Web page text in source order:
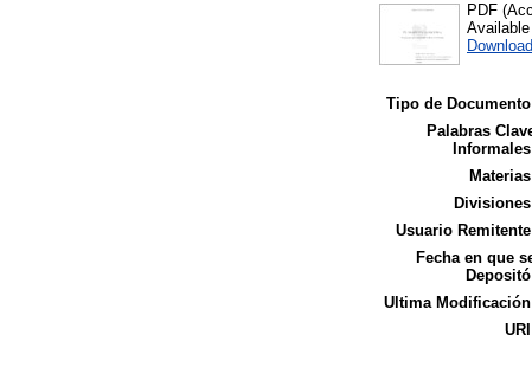
PDF
Tipo de
Palabras
Usuario
Fecha en que
Ultima